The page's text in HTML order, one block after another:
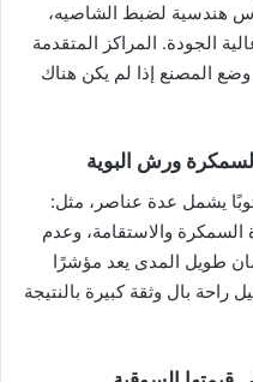
هندسية لضبط الشاصيه،
الجودة. المراكز المتقدمة
المصنع إذا لم يكن هناك
يشمل عدة عناصر، مثل:
السمكرة والاستقامة، وعدم
طويل المدى يعد مؤشرًا
راحة بال وثقة كبيرة بالنتيجة